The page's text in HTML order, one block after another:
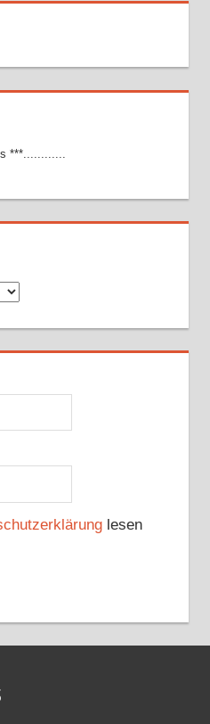
***............
lesen